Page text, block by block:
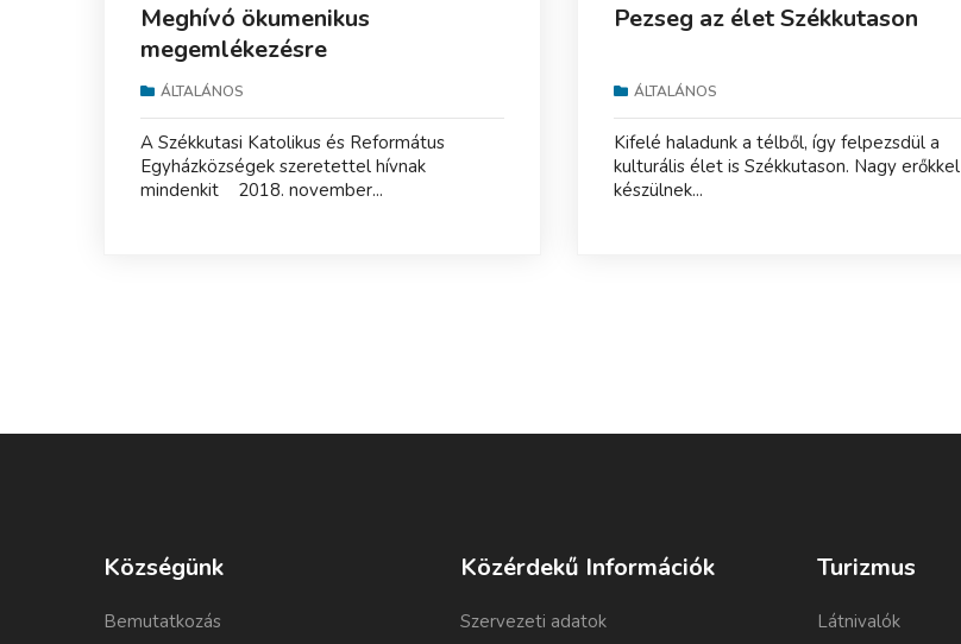
Meghívó ökumenikus
megemlékezésre
ÁLTALÁNOS
A Székkutasi Katolikus és Református
Egyházközségek szeretettel hívnak
mindenkit 2018. november...
Pezseg az élet Székkutason
ÁLTALÁNOS
Kifelé haladunk a télből, így felpezsdül a
kulturális élet is Székkutason. Nagy erőkkel
készülnek...
Községünk
Bemutatkozás
Közérdekű Információk
Szervezeti adatok
Turizmus
Látnivalók